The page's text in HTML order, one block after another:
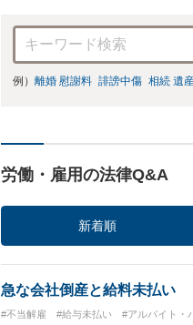
例） 離婚 慰謝料 誹謗中傷 相続 遺
労働・雇用の法律Q&A
新着順
急な会社倒産と給料未払い
#不当解雇 #給与未払い #アルバイト・